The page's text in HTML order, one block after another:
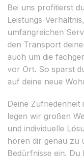
Bei uns profitierst
Leistungs-
umfangreichen
den Transport
auch um die
vor Ort. So sparst
auf deine neue
Deine Zufriedenheit
legen wir großen
und individuelle
hören dir genau zu
Bedürfnisse ein.